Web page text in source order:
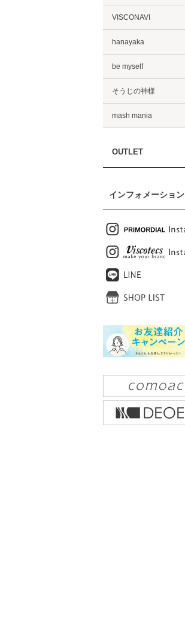
VISCONAVI
hanayaka
be myself
そうじの神様
mash mania
OUTLET
インフォメーション